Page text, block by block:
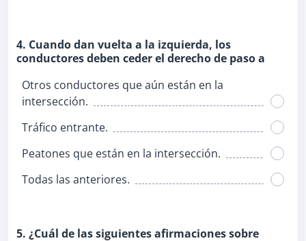
4. Cuando dan vuelta a la izquierda, los
conductores deben ceder el derecho de paso a
Otros conductores que aún están en la
intersección.
Tráfico entrante.
Peatones que están en la intersección.
Todas las anteriores.
5. ¿Cuál de las siguientes afirmaciones sobre